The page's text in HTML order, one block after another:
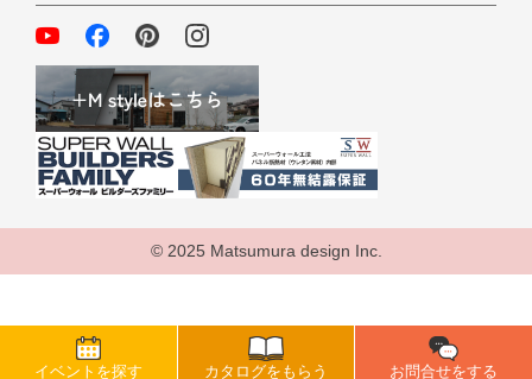
イベントを探す カタログをもらう お問合せをする
© 2025 Matsumura design Inc.